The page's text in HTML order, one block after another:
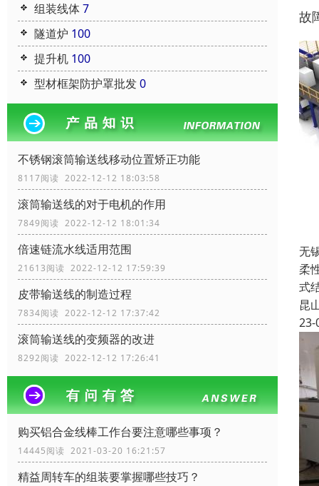
组装线体7
隧道炉 100
提升机 100
型材框架防护罩批发0
不锈钢滚筒输送线移动位置矫正功能
8117阅读 2022-12-12 18:03:58
滚筒输送线的对于电机的作用
7849阅读 2022-12-12 18:01:34
倍速链流水线适用范围
21613阅读 2022-12-12 17:59:39
皮带输送线的制造过程
7834阅读 2022-12-12 17:37:42
滚筒输送线的变频器的改进
8292阅读 2022-12-12 17:26:41
购买铝合金线棒工作台要注意哪些事项？
14445阅读 2021-03-20 16:21:57
精益周转车的组装要掌握哪些技巧？
故
无
柔
式
昆
23-